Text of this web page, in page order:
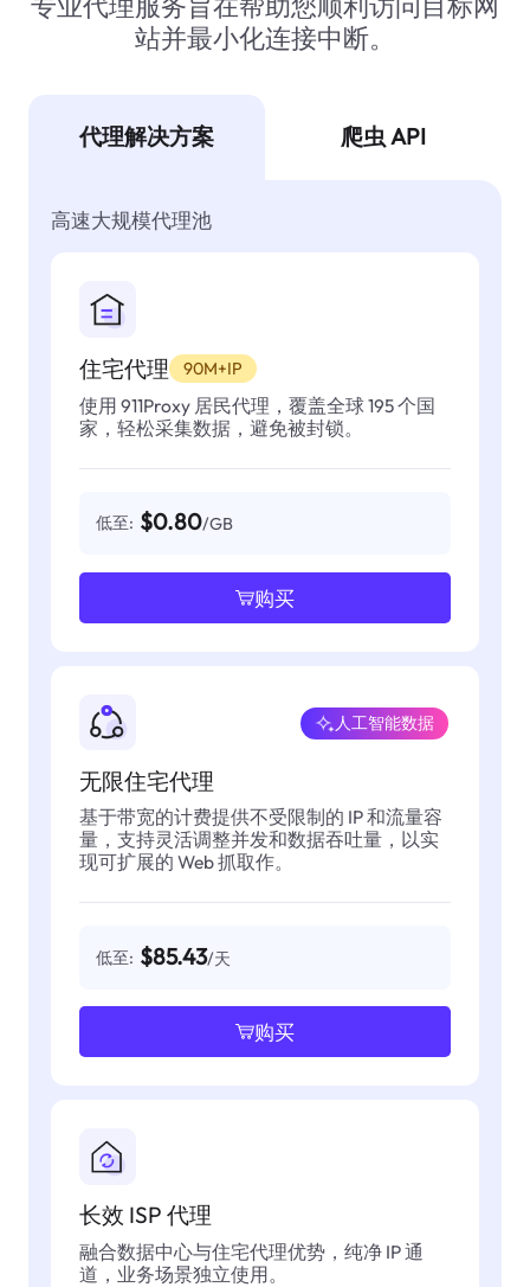
站并最小化连接中断。
代理解决方案 爬虫 API
高速大规模代理池
住宅代理 90M+IP
使用 911Proxy 居民代理，覆盖全球 195 个国
家，轻松采集数据，避免被封锁。
低至: $0.80/GB
购买
无限住宅代理
人工智能数据
基于带宽的计费提供不受限制的 IP 和流量容
量，支持灵活调整并发和数据吞吐量，以实
现可扩展的 Web 抓取作。
低至: $85.43/天
购买
长效 ISP 代理
融合数据中心与住宅代理优势，纯净 IP 通
道，业务场景独立使用。